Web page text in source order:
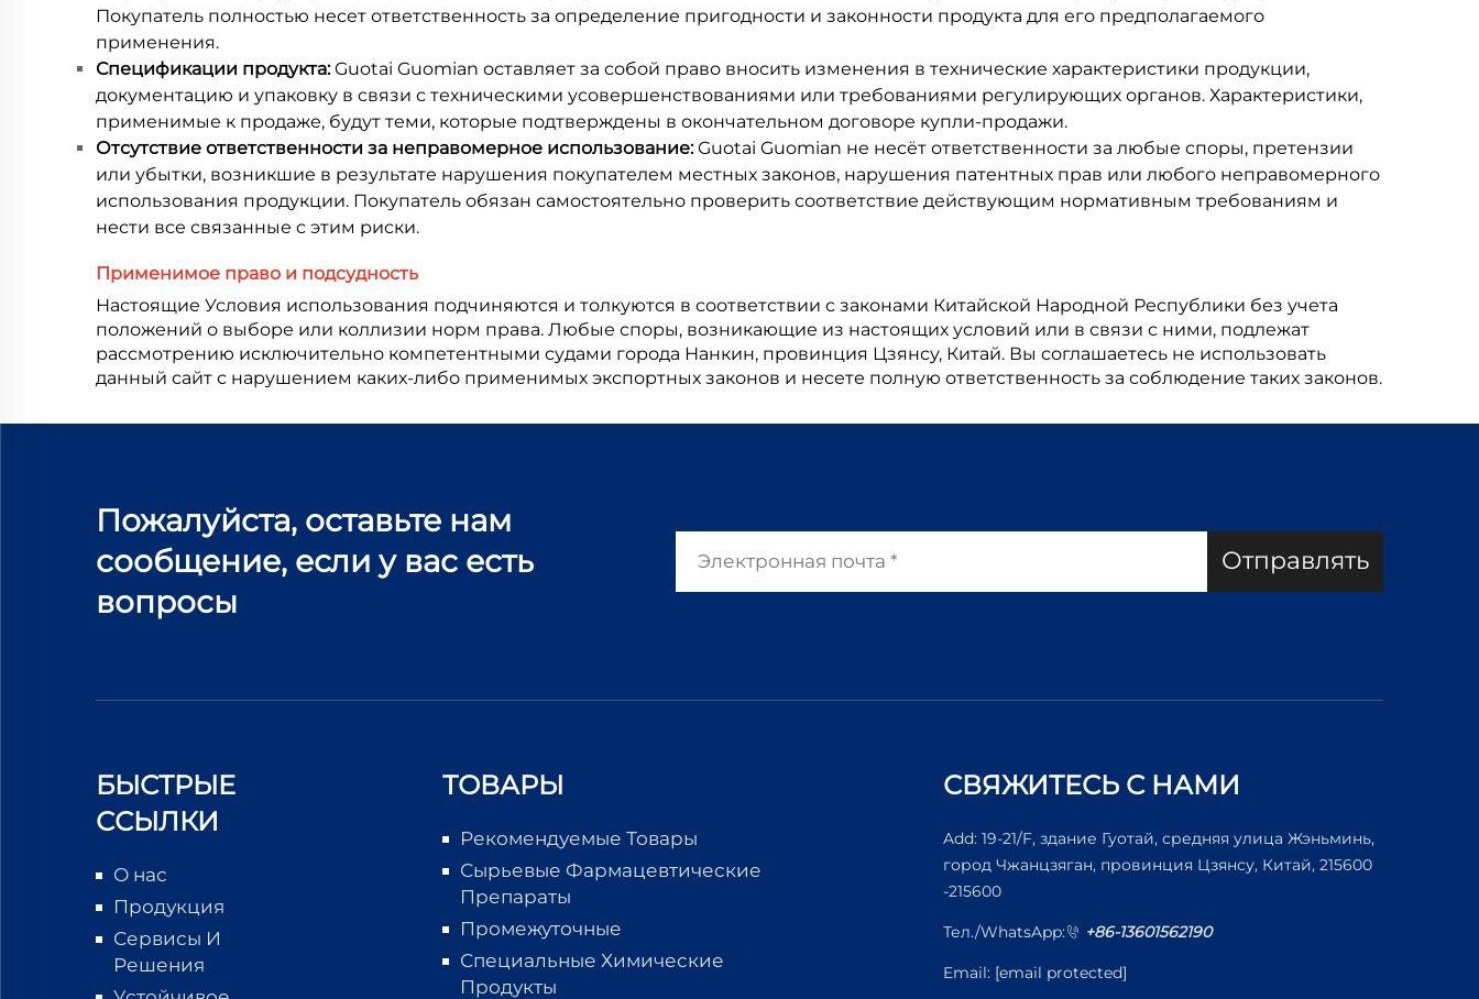
Покупатель полностью несет ответственность за определение пригодности и законности продукта для его предполагаемого
применения.
Спецификации продукта:Guotai Guomian оставляет за собой право вносить изменения в технические характеристики продукции,
документацию и упаковку в связи с техническими усовершенствованиями или требованиями регулирующих органов. Характеристики,
применимые к продаже, будут теми, которые подтверждены в окончательном договоре купли-продажи.
Отсутствие ответственности за неправомерное использование:Guotai Guomian не несёт ответственности за любые споры, претензии
или убытки, возникшие в результате нарушения покупателем местных законов, нарушения патентных прав или любого неправомерного
использования продукции. Покупатель обязан самостоятельно проверить соответствие действующим нормативным требованиям и
нести все связанные с этим риски.
Применимое право и подсудность
Настоящие Условия использования подчиняются и толкуются в соответствии с законами Китайской Народной Республики без учета
положений о выборе или коллизии норм права. Любые споры, возникающие из настоящих условий или в связи с ними, подлежат
рассмотрению исключительно компетентными судами города Нанкин, провинция Цзянсу, Китай. Вы соглашаетесь не использовать
данный сайт с нарушением каких-либо применимых экспортных законов и несете полную ответственность за соблюдение таких законов.
Пожалуйста, оставьте нам
сообщение, если у вас есть
вопросы
Отправлять
БЫСТРЫЕ
ССЫЛКИ
О нас
Продукция
Сервисы И
Решения
ТОВАРЫ
Рекомендуемые Товары
Сырьевые Фармацевтические
Препараты
Промежуточные
Специальные Химические
Продукты
СВЯЖИТЕСЬ С НАМИ
Add: 19-21/F, здание Гуотай, средняя улица Жэньминь,
город Чжанцзяган, провинция Цзянсу, Китай, 215600
-215600
Тел./WhatsApp: +86-13601562190
Email: [email protected]